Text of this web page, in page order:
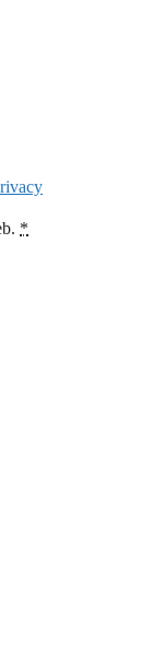
*